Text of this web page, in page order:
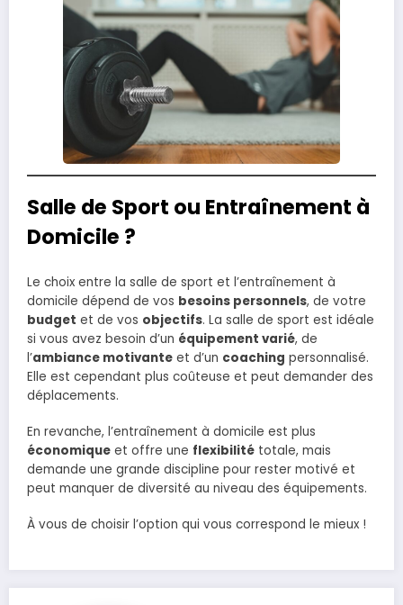
Salle de Sport ou Entraînement à
Domicile ?
Le choix entre la salle de sport et l’entraînement à
domicile dépend de vos besoins personnels, de votre
budget et de vos objectifs. La salle de sport est idéale
si vous avez besoin d’un équipement varié, de
l’ambiance motivante et d’un coaching personnalisé.
Elle est cependant plus coûteuse et peut demander des
déplacements.
En revanche, l’entraînement à domicile est plus
économique et offre une flexibilité totale, mais
demande une grande discipline pour rester motivé et
peut manquer de diversité au niveau des équipements.
À vous de choisir l’option qui vous correspond le mieux !